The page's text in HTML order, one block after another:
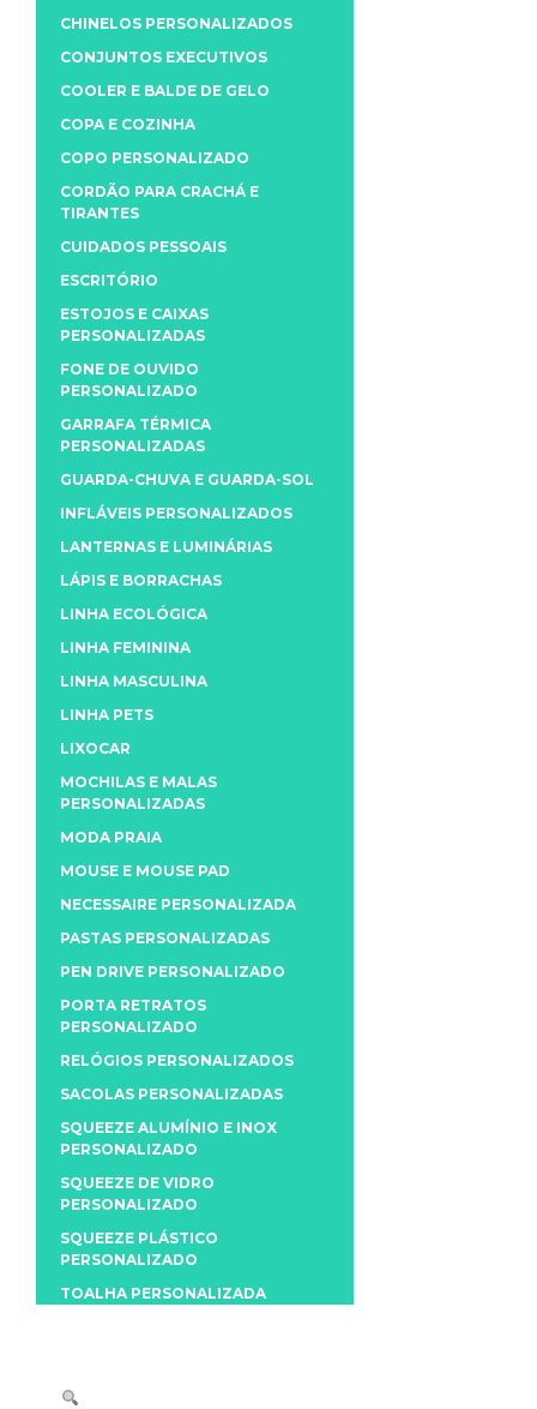
CHINELOS PERSONALIZADOS
CONJUNTOS EXECUTIVOS
COOLER E BALDE DE GELO
COPA E COZINHA
COPO PERSONALIZADO
CORDÃO PARA CRACHÁ E
TIRANTES
CUIDADOS PESSOAIS
ESCRITÓRIO
ESTOJOS E CAIXAS
PERSONALIZADAS
FONE DE OUVIDO
PERSONALIZADO
GARRAFA TÉRMICA
PERSONALIZADAS
GUARDA-CHUVA E GUARDA-SOL
INFLÁVEIS PERSONALIZADOS
LANTERNAS E LUMINÁRIAS
LÁPIS E BORRACHAS
LINHA ECOLÓGICA
LINHA FEMININA
LINHA MASCULINA
LINHA PETS
LIXOCAR
MOCHILAS E MALAS
PERSONALIZADAS
MODA PRAIA
MOUSE E MOUSE PAD
NECESSAIRE PERSONALIZADA
PASTAS PERSONALIZADAS
PEN DRIVE PERSONALIZADO
PORTA RETRATOS
PERSONALIZADO
RELÓGIOS PERSONALIZADOS
SACOLAS PERSONALIZADAS
SQUEEZE ALUMÍNIO E INOX
PERSONALIZADO
SQUEEZE DE VIDRO
PERSONALIZADO
SQUEEZE PLÁSTICO
PERSONALIZADO
TOALHA PERSONALIZADA